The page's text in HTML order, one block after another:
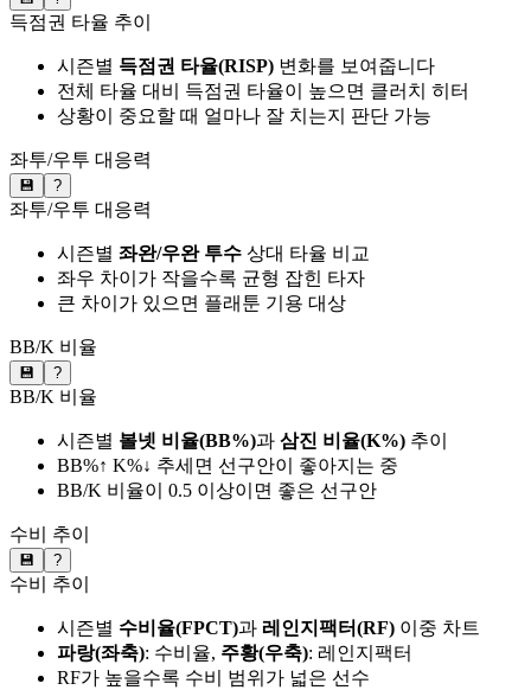
득점권 타율 추이
시즌별 득점권 타율(RISP) 변화를 보여줍니다
전체 타율 대비 득점권 타율이 높으면 클러치 히터
상황이 중요할 때 얼마나 잘 치는지 판단 가능
좌투/우투 대응력
💾 ?
좌투/우투 대응력
시즌별 좌완/우완 투수 상대 타율 비교
좌우 차이가 작을수록 균형 잡힌 타자
큰 차이가 있으면 플래툰 기용 대상
BB/K 비율
💾 ?
BB/K 비율
시즌별 볼넷 비율(BB%)과 삼진 비율(K%) 추이
BB%↑ K%↓ 추세면 선구안이 좋아지는 중
BB/K 비율이 0.5 이상이면 좋은 선구안
수비 추이
💾 ?
수비 추이
시즌별 수비율(FPCT)과 레인지팩터(RF) 이중 차트
파랑(좌축): 수비율, 주황(우축): 레인지팩터
RF가 높을수록 수비 범위가 넓은 선수